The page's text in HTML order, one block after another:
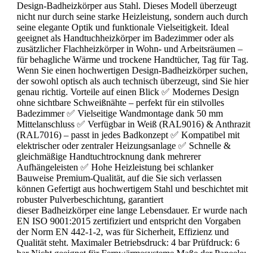
Design-Badheizkörper aus Stahl. Dieses Modell überzeugt
nicht nur durch seine starke Heizleistung, sondern auch durch
seine elegante Optik und funktionale Vielseitigkeit. Ideal
geeignet als Handtuchheizkörper im Badezimmer oder als
zusätzlicher Flachheizkörper in Wohn- und Arbeitsräumen –
für behagliche Wärme und trockene Handtücher, Tag für Tag.
Wenn Sie einen hochwertigen Design-Badheizkörper suchen,
der sowohl optisch als auch technisch überzeugt, sind Sie hier
genau richtig. Vorteile auf einen Blick ✅ Modernes Design
ohne sichtbare Schweißnähte – perfekt für ein stilvolles
Badezimmer ✅ Vielseitige Wandmontage dank 50 mm
Mittelanschluss ✅ Verfügbar in Weiß (RAL9016) & Anthrazit
(RAL7016) – passt in jedes Badkonzept ✅ Kompatibel mit
elektrischer oder zentraler Heizungsanlage ✅ Schnelle &
gleichmäßige Handtuchtrocknung dank mehrerer
Aufhängeleisten ✅ Hohe Heizleistung bei schlanker
Bauweise Premium-Qualität, auf die Sie sich verlassen
können Gefertigt aus hochwertigem Stahl und beschichtet mit
robuster Pulverbeschichtung, garantiert
dieser Badheizkörper eine lange Lebensdauer. Er wurde nach
EN ISO 9001:2015 zertifiziert und entspricht den Vorgaben
der Norm EN 442-1-2, was für Sicherheit, Effizienz und
Qualität steht. Maximaler Betriebsdruck: 4 bar Prüfdruck: 6